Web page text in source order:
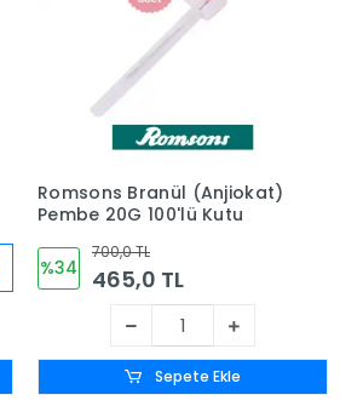
Romsons Branül (Anjiokat)
Pembe 20G 100'lü Kutu
%34
700,0 TL
465,0 TL
Sepete Ekle